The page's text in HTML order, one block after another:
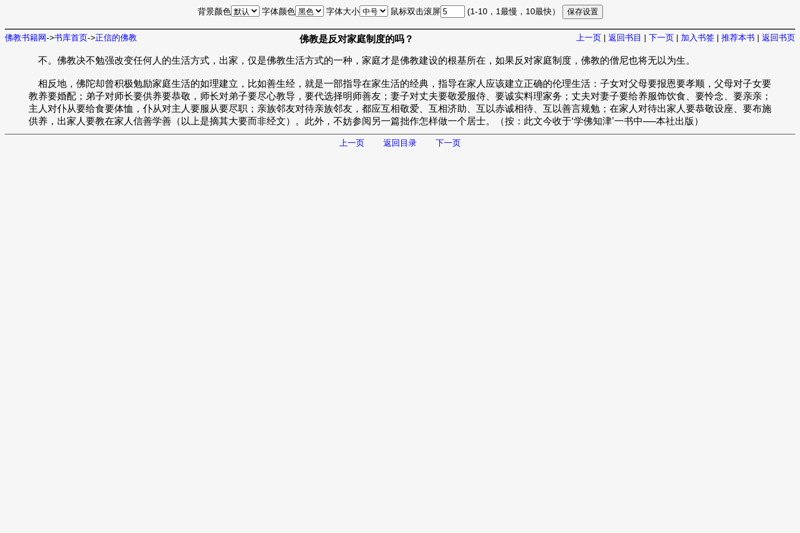
背景颜色 字体颜色 字体大小 鼠标双击滚屏 (1-10，1最慢，10最快）
佛教书籍网->书库首页->正信的佛教 上一页 | 返回书目 | 下一页 | 加入书签 | 推荐本书 | 返回书页
佛教是反对家庭制度的吗？
不。佛教决不勉强改变任何人的生活方式，出家，仅是佛教生活方式的一种，家庭才是佛教建设的根基所在，如果反对家庭制度，佛教的僧尼也将无以为生。
相反地，佛陀却曾积极勉励家庭生活的如理建立，比如善生经，就是一部指导在家生活的经典，指导在家人应该建立正确的伦理生活：子女对父母要报恩要孝顺，父母对子女要
教养要婚配；弟子对师长要供养要恭敬，师长对弟子要尽心教导，要代选择明师善友；妻子对丈夫要敬爱服侍、要诚实料理家务；丈夫对妻子要给养服饰饮食、要怜念、要亲亲；
主人对仆从要给食要体恤，仆从对主人要服从要尽职；亲族邻友对待亲族邻友，都应互相敬爱、互相济助、互以赤诚相待、互以善言规勉；在家人对待出家人要恭敬设座、要布施
供养，出家人要教在家人信善学善（以上是摘其大要而非经文）。此外，不妨参阅另一篇拙作怎样做一个居士。（按：此文今收于‘学佛知津’一书中──本社出版）
上一页 返回目录 下一页